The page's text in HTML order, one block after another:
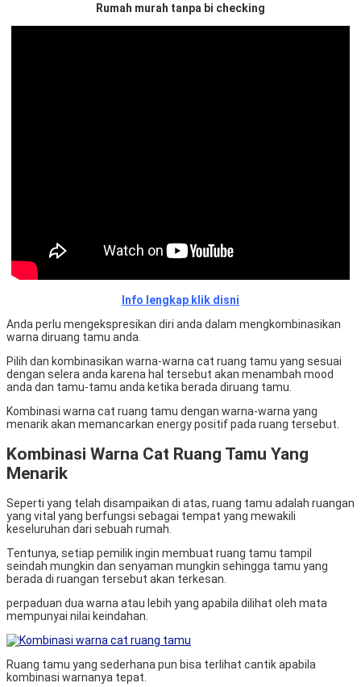
Rumah murah tanpa bi checking
Info lengkap klik disni
Anda perlu mengekspresikan diri anda dalam mengkombinasikan
warna diruang tamu anda.
Pilih dan kombinasikan warna-warna cat ruang tamu yang sesuai
dengan selera anda karena hal tersebut akan menambah mood
anda dan tamu-tamu anda ketika berada diruang tamu.
Kombinasi warna cat ruang tamu dengan warna-warna yang
menarik akan memancarkan energy positif pada ruang tersebut.
Kombinasi Warna Cat Ruang Tamu Yang
Menarik
Seperti yang telah disampaikan di atas, ruang tamu adalah ruangan
yang vital yang berfungsi sebagai tempat yang mewakili
keseluruhan dari sebuah rumah.
Tentunya, setiap pemilik ingin membuat ruang tamu tampil
seindah mungkin dan senyaman mungkin sehingga tamu yang
berada di ruangan tersebut akan terkesan.
perpaduan dua warna atau lebih yang apabila dilihat oleh mata
mempunyai nilai keindahan.
Ruang tamu yang sederhana pun bisa terlihat cantik apabila
kombinasi warnanya tepat.